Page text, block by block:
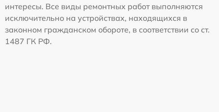
интересы. Все виды ремонтных работ выполняются
исключительно на устройствах, находящихся в
законном гражданском обороте, в соответствии со ст.
1487 ГК РФ.